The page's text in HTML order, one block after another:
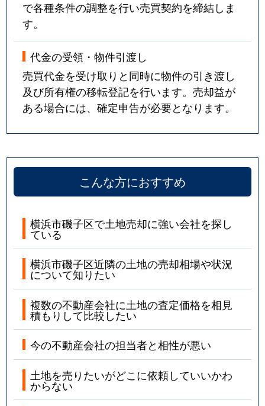
で各種条件の調整を行い売買契約を締結しま
す。
代金の受領・物件引渡し
売買代金を受け取りと同時に物件の引き渡し
及び所有権の移転登記を行います。売却益が
ある場合には、確定申告が必要となります。
こんな方におすすめ
横浜市磯子区で土地売却に強い会社を探し
ている
横浜市磯子区近隣の土地の売却相場や状況
について知りたい
複数の不動産会社に土地の査定価格を相見
積もりして比較したい
今の不動産会社の担当者と相性が悪い
土地を売りたいがどこに依頼していいかわ
からない